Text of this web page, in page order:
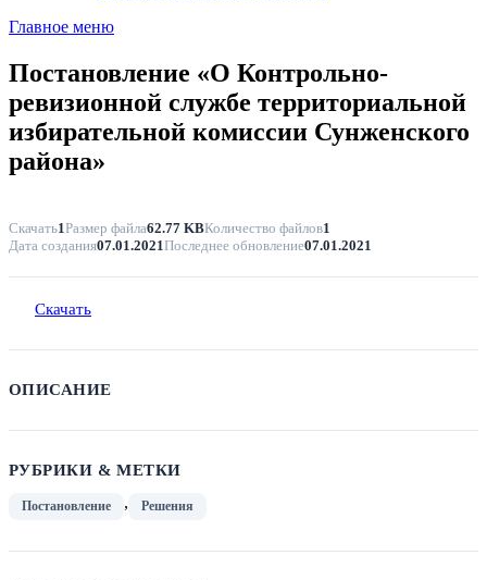
Главное меню
Постановление «О Контрольно-
ревизионной службе территориальной
избирательной комиссии Сунженского
района»
Скачать1Размер файла62.77 KBКоличество файлов1
Дата создания07.01.2021Последнее обновление07.01.2021
Скачать
ОПИСАНИЕ
РУБРИКИ & МЕТКИ
Постановление , Решения